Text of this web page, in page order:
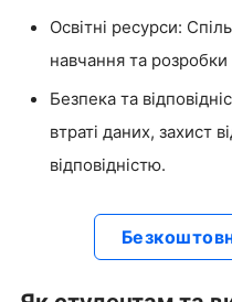
Освітні ресурси:
навчання та розробки
Безпека та
втраті даних, захист
відповідністю.